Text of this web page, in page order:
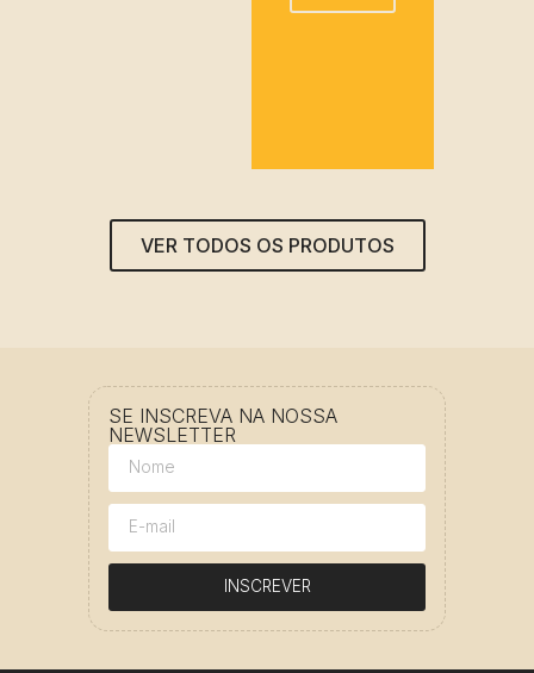
VER TODOS OS PRODUTOS
SE INSCREVA NA NOSSA
NEWSLETTER
INSCREVER